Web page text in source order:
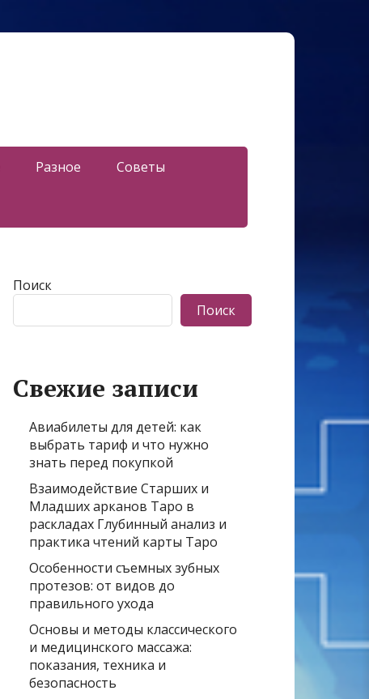
Разное Советы
Поиск
Поиск
Свежие записи
Авиабилеты для детей: как
выбрать тариф и что нужно
знать перед покупкой
Взаимодействие Старших и
Младших арканов Таро в
раскладах Глубинный анализ и
практика чтений карты Таро
Особенности съемных зубных
протезов: от видов до
правильного ухода
Основы и методы классического
и медицинского массажа:
показания, техника и
безопасность